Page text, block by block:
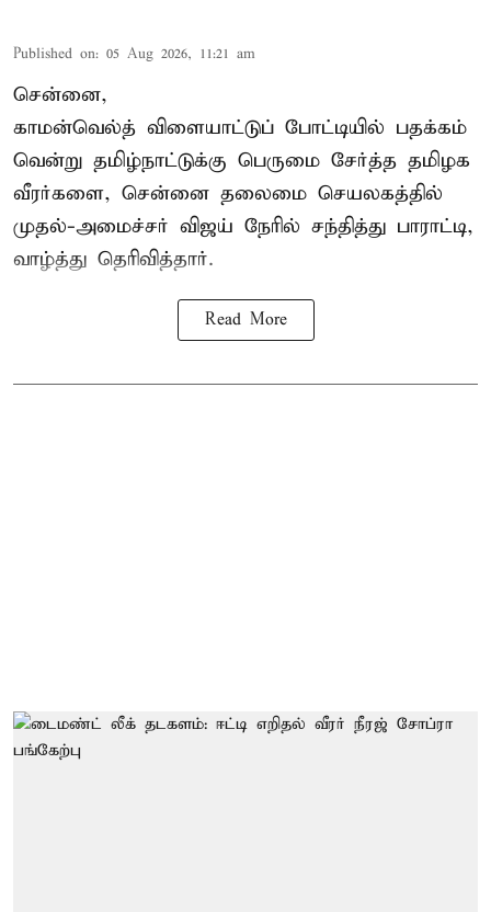
Published on: 05 Aug 2026, 11:21 am
சென்னை,
காமன்வெல்த் விளையாட்டுப் போட்டியில் பதக்கம்
வென்று தமிழ்நாட்டுக்கு பெருமை சேர்த்த தமிழக
வீரர்களை, சென்னை தலைமை செயலகத்தில்
முதல்-அமைச்சர் விஜய் நேரில் சந்தித்து பாராட்டி,
வாழ்த்து தெரிவித்தார்.
Read More